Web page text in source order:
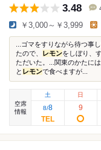
3.48
￥3,000～￥3,999
...ゴマをすりながら待つ事
たので、
レモンをしぼり、
ただいた。...関東のかたに
と レモンで食べますが...
空席
情報
土
8/8
日
9